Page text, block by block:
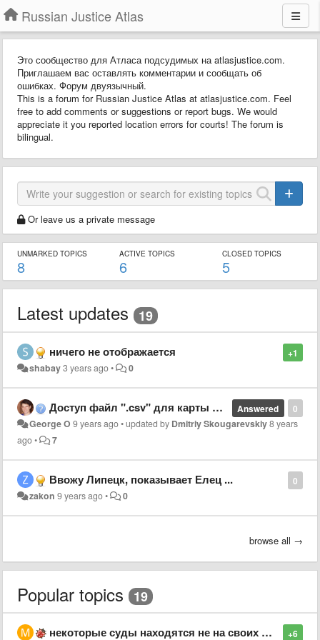
Russian Justice Atlas
Это сообщество для Атласа подсудимых на atlasjustice.com.
Приглашаем вас оставлять комментарии и сообщать об
ошибках. Форум двуязычный.
This is a forum for Russian Justice Atlas at atlasjustice.com. Feel
free to add comments or suggestions or report bugs. We would
appreciate it you reported location errors for courts! The forum is
bilingual.
Or leave us a private message
UNMARKED TOPICS
8
ACTIVE TOPICS
6
CLOSED TOPICS
5
Latest updates 19
+1
ничего не отображается
shabay3 years ago• 0
0
Answered
Доступ файл ".csv" для карты наркопреступленний
George O 9 years ago•updated by Dmitriy Skougarevskiy8 years
ago• 7
0
Ввожу Липецк, показывает Елец ...
zakon 9 years ago• 0
browse all →
Popular topics 19
+6
некоторые суды находятся не на своих местах